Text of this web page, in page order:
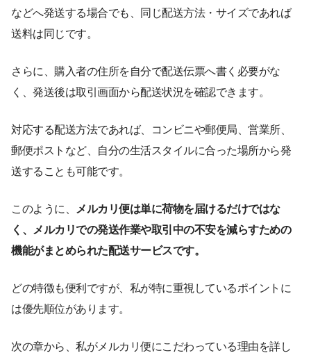
などへ発送する場合でも、同じ配送方法・サイズであれば
送料は同じです。
さらに、購入者の住所を自分で配送伝票へ書く必要がな
く、発送後は取引画面から配送状況を確認できます。
対応する配送方法であれば、コンビニや郵便局、営業所、
郵便ポストなど、自分の生活スタイルに合った場所から発
送することも可能です。
このように、
メルカリ便は単に荷物を届けるだけではな
く、メルカリでの発送作業や取引中の不安を減らすための
機能がまとめられた配送サービスです。
どの特徴も便利ですが、私が特に重視しているポイントに
は優先順位があります。
次の章から、私がメルカリ便にこだわっている理由を詳し